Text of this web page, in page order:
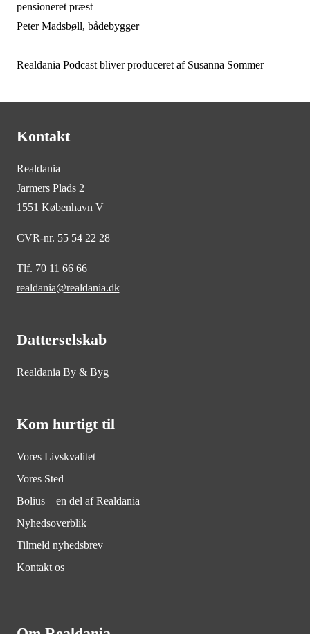
pensioneret præst
Peter Madsbøll, bådebygger
Realdania Podcast bliver produceret af Susanna Sommer
Kontakt
Realdania
Jarmers Plads 2
1551 København V
CVR-nr. 55 54 22 28
Tlf. 70 11 66 66
realdania@realdania.dk
Datterselskab
Realdania By & Byg
Kom hurtigt til
Vores Livskvalitet
Vores Sted
Bolius – en del af Realdania
Nyhedsoverblik
Tilmeld nyhedsbrev
Kontakt os